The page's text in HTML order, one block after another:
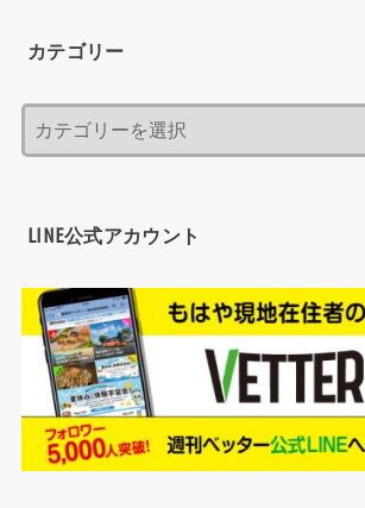
カテゴリー
LINE公式アカウント